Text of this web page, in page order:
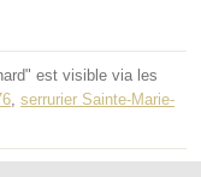
est visible via les
, serrurier Sainte-Marie-